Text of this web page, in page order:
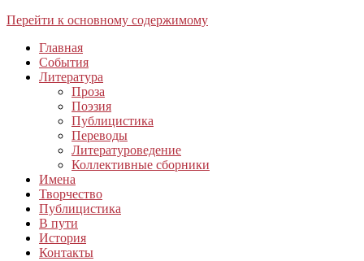
Перейти к основному содержимому
Главная
События
Литература
Проза
Поэзия
Публицистика
Переводы
Литературоведение
Коллективные сборники
Имена
Творчество
Публицистика
В пути
История
Контакты